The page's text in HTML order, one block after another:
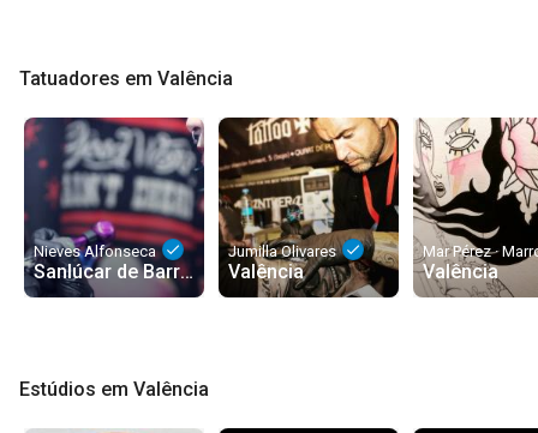
Tatuadores em Valência
Nieves Alfonseca done
Sanlúcar de Barrameda
Jumilla Olivares done
Valência Valência
Estúdios em Valência